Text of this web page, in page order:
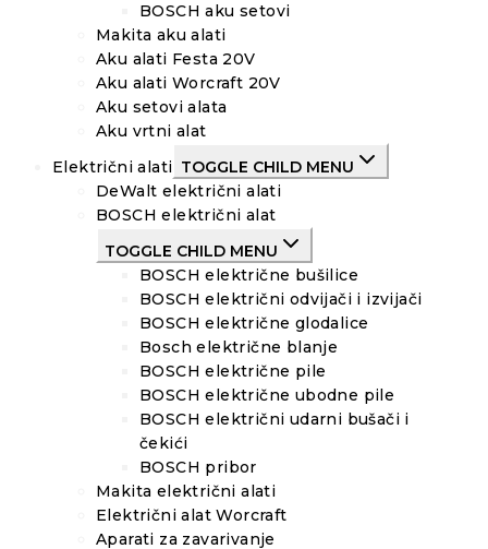
BOSCH aku setovi
Makita aku alati
Aku alati Festa 20V
Aku alati Worcraft 20V
Aku setovi alata
Aku vrtni alat
Električni alati TOGGLE CHILD MENU
DeWalt električni alati
BOSCH električni alat
TOGGLE CHILD MENU
BOSCH električne bušilice
BOSCH električni odvijači i izvijači
BOSCH električne glodalice
Bosch električne blanje
BOSCH električne pile
BOSCH električne ubodne pile
BOSCH električni udarni bušači i
čekići
BOSCH pribor
Makita električni alati
Električni alat Worcraft
Aparati za zavarivanje